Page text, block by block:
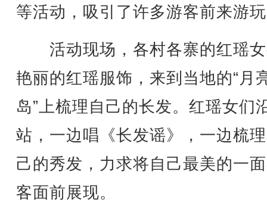
等活动，吸引了许多游客前来游
活动现场，各村各寨的红瑶
艳丽的红瑶服饰，来到当地的“月
岛”上梳理自己的长发。红瑶女们
站，一边唱《长发谣》，一边梳
己的秀发，力求将自己最美的一
客面前展现。